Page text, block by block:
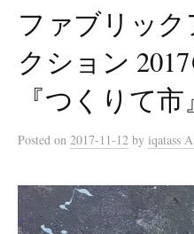
ファブリッ
クション
『つくりて市』
Posted on 2017-11-12 by iqatass